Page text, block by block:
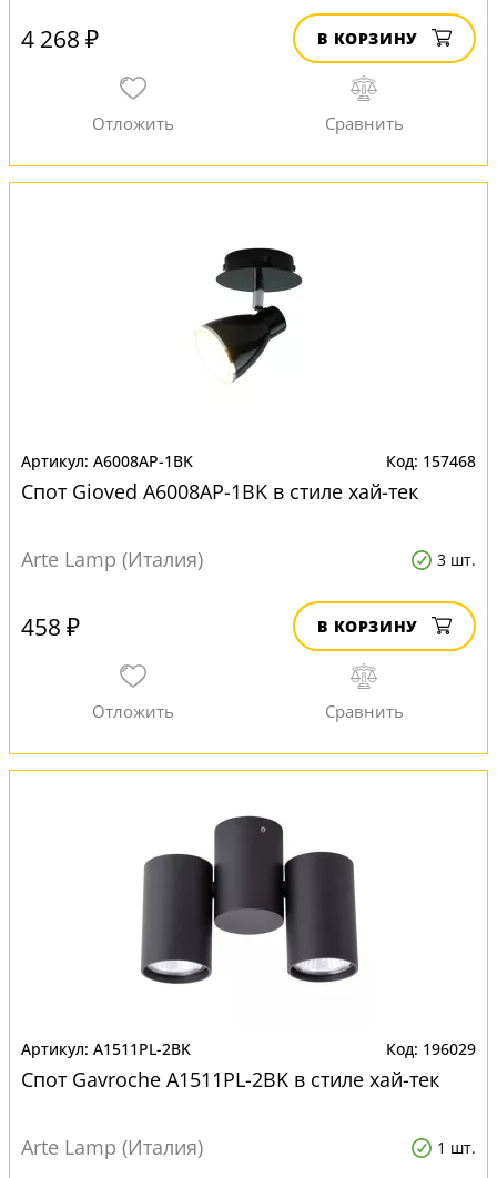
4 268 ₽ В КОРЗИНУ
A6008AP-1BK 157468
Спот Gioved A6008AP-1BK в стиле хай-тек
Arte Lamp (Италия) 3 шт.
458 ₽ В КОРЗИНУ
A1511PL-2BK 196029
Спот Gavroche A1511PL-2BK в стиле хай-тек
Arte Lamp (Италия) 1 шт.